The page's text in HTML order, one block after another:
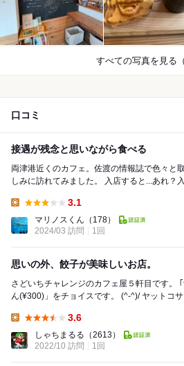
すべての写真を見る（
口コミ
接遇が残念と思いながら食べる
両津港近くのカフェ。佐渡の情報誌で色々と
しみに訪れてみました。 入店すると...あれ？入口真正面のテーブルに店員
3.1
マリノスくん （178）
2024/03 訪問
1回
思いの外、餃子が美味しいお店。
さどいちチャレンジのカフェ屋５軒目です。 ｢餃子5つ(¥400)」と｢おにき
ん(¥300)」をチョイスです。 (^-^)/ ヤットコサ、リョウツ！ 餃子ライスに
3.6
しゃちまるる （2613）
2022/10 訪問
1回